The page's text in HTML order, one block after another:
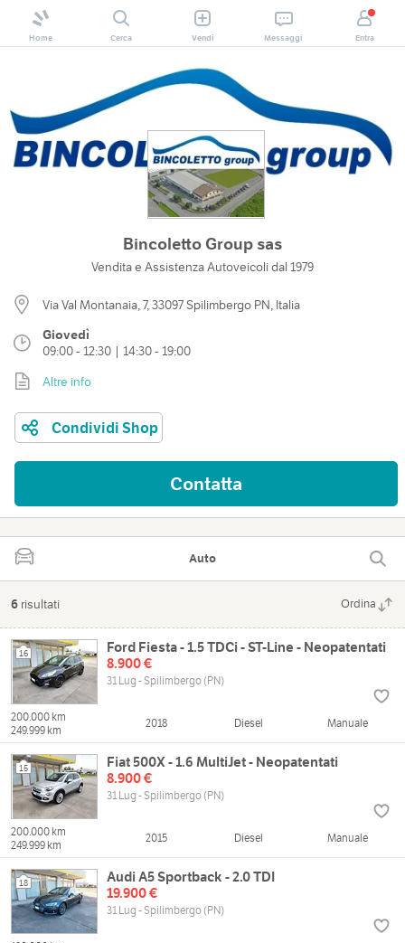
Home Cerca Vendi Messaggi Entra
Bincoletto Group sas
Vendita e Assistenza Autoveicoli dal 1979
Via Val Montanaia, 7, 33097 Spilimbergo PN, Italia
Giovedì
09:00 - 12:30 | 14:30 - 19:00
Altre info
Condividi Shop
Contatta
Auto
6 risultati Ordina
16
Ford Fiesta - 1.5 TDCi - ST-Line - Neopatentati
8.900 €
31 Lug - Spilimbergo (PN)
200.000 km
249.999 km
2018 Diesel Manuale
15
Fiat 500X - 1.6 MultiJet - Neopatentati
8.900 €
31 Lug - Spilimbergo (PN)
200.000 km
249.999 km
2015 Diesel Manuale
18
Audi A5 Sportback - 2.0 TDI
19.900 €
31 Lug - Spilimbergo (PN)